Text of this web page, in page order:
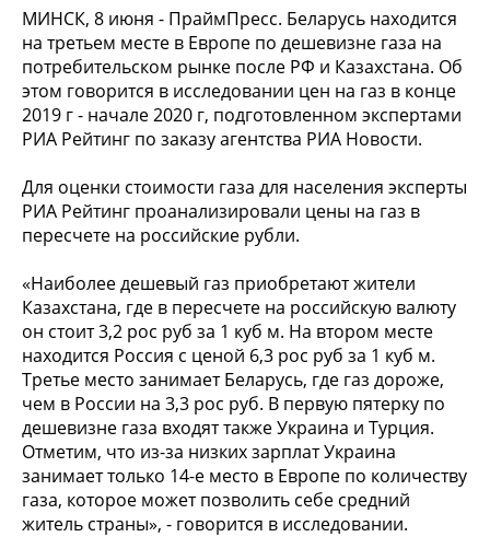
МИНСК, 8 июня - ПраймПресс. Беларусь находится
на третьем месте в Европе по дешевизне газа на
потребительском рынке после РФ и Казахстана. Об
этом говорится в исследовании цен на газ в конце
2019 г - начале 2020 г, подготовленном экспертами
РИА Рейтинг по заказу агентства РИА Новости.
Для оценки стоимости газа для населения эксперты
РИА Рейтинг проанализировали цены на газ в
пересчете на российские рубли.
«Наиболее дешевый газ приобретают жители
Казахстана, где в пересчете на российскую валюту
он стоит 3,2 рос руб за 1 куб м. На втором месте
находится Россия с ценой 6,3 рос руб за 1 куб м.
Третье место занимает Беларусь, где газ дороже,
чем в России на 3,3 рос руб. В первую пятерку по
дешевизне газа входят также Украина и Турция.
Отметим, что из-за низких зарплат Украина
занимает только 14-е место в Европе по количеству
газа, которое может позволить себе средний
житель страны», - говорится в исследовании.